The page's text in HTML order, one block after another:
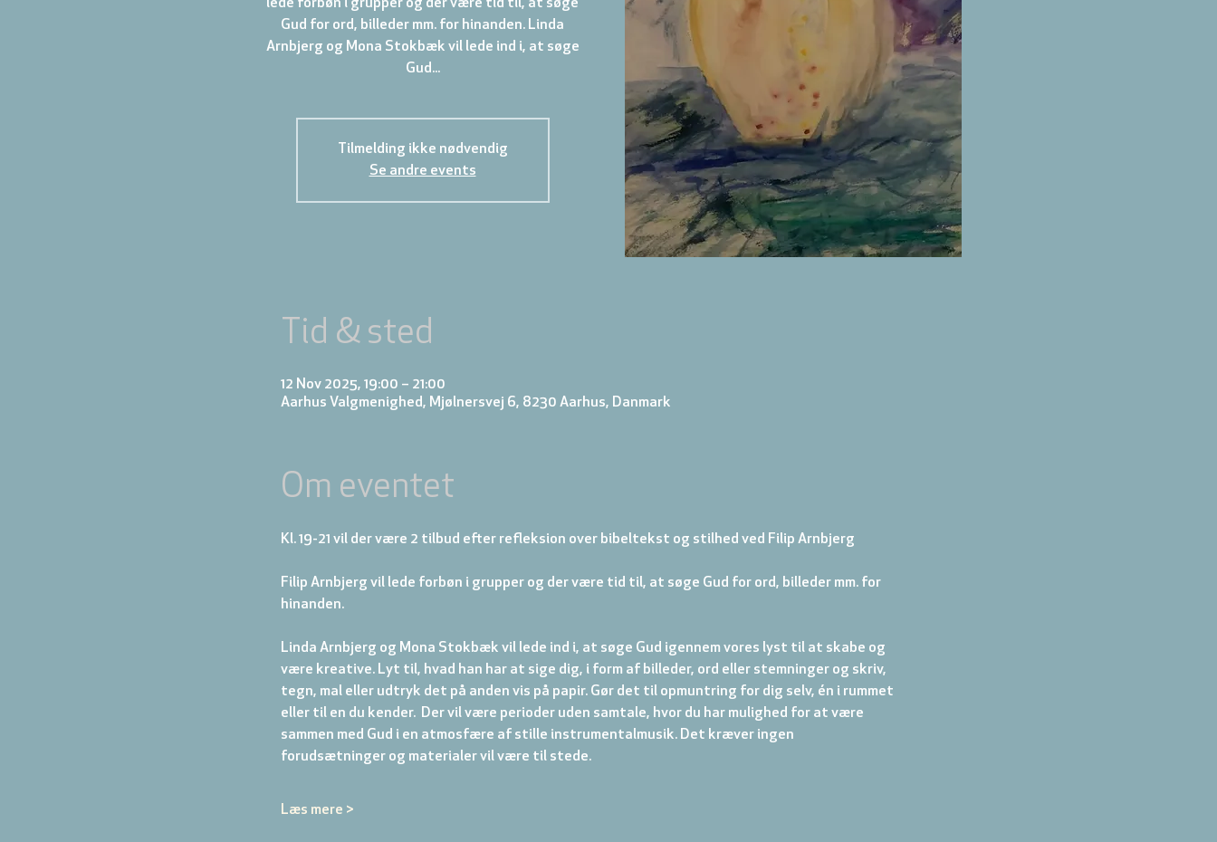
lede forbøn i grupper og der være tid til, at søge
Gud for ord, billeder mm. for hinanden. Linda
Arnbjerg og Mona Stokbæk vil lede ind i, at søge
Gud...
Tilmelding ikke nødvendig
Se andre events
Tid & sted
12 Nov 2025, 19:00 – 21:00
Aarhus Valgmenighed, Mjølnersvej 6, 8230 Aarhus, Danmark
Om eventet
Kl. 19-21 vil der være 2 tilbud efter refleksion over bibeltekst og stilhed ved Filip Arnbjerg
Filip Arnbjerg vil lede forbøn i grupper og der være tid til, at søge Gud for ord, billeder mm. for
hinanden.
Linda Arnbjerg og Mona Stokbæk vil lede ind i, at søge Gud igennem vores lyst til at skabe og
være kreative. Lyt til, hvad han har at sige dig, i form af billeder, ord eller stemninger og skriv,
tegn, mal eller udtryk det på anden vis på papir. Gør det til opmuntring for dig selv, én i rummet
eller til en du kender.  Der vil være perioder uden samtale, hvor du har mulighed for at være
sammen med Gud i en atmosfære af stille instrumentalmusik. Det kræver ingen
forudsætninger og materialer vil være til stede.
Læs mere >